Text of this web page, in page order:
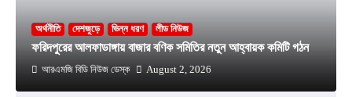
অর্থনীতি দেশজুড়ে ভিন্ন ধরণ লীড নিউজ
ফরিদপুরের আলফাডাঙ্গায় বাজার বণিক সমিতির নতুন আহ্বায়ক কমিটি গঠন
আরএমজি বিডি নিউজ ডেস্ক August 2, 2026